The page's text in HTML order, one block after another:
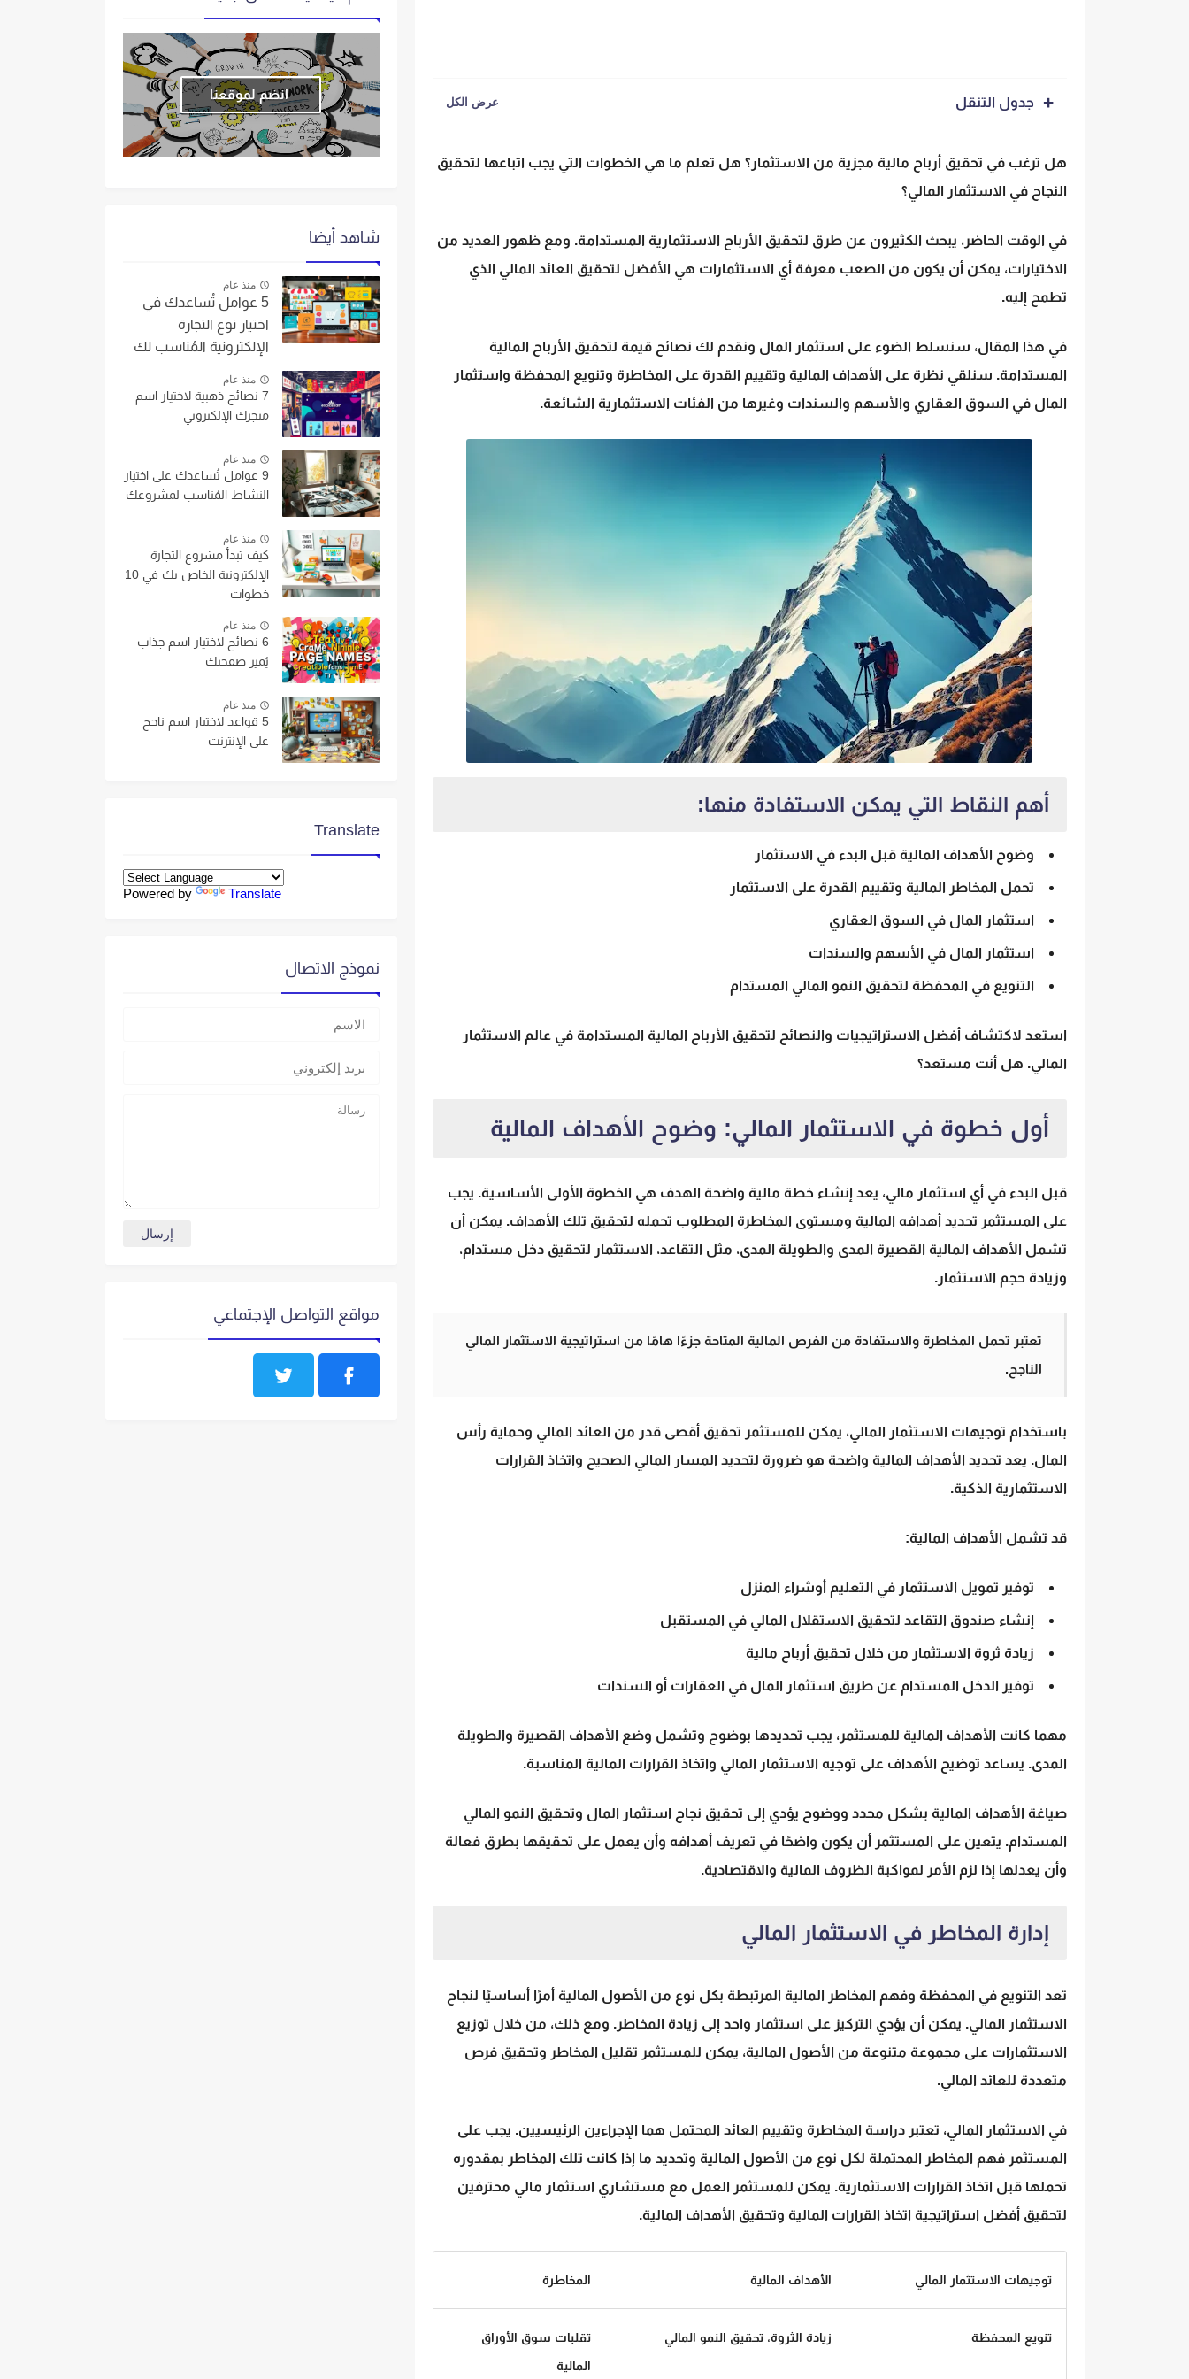
جدول التنقل
هل ترغب في تحقيق أرباح مالية مجزية من الاستثمار؟ هل تعلم ما هي الخطوات التي يجب اتباعها لتحقيق
النجاح في الاستثمار المالي؟
في الوقت الحاضر، يبحث الكثيرون عن طرق لتحقيق الأرباح الاستثمارية المستدامة. ومع ظهور العديد من
الاختيارات، يمكن أن يكون من الصعب معرفة أي الاستثمارات هي الأفضل لتحقيق العائد المالي الذي
تطمح إليه.
في هذا المقال، سنسلط الضوء على استثمار المال ونقدم لك نصائح قيمة لتحقيق الأرباح المالية
المستدامة. سنلقي نظرة على الأهداف المالية وتقييم القدرة على المخاطرة وتنويع المحفظة واستثمار
المال في السوق العقاري والأسهم والسندات وغيرها من الفئات الاستثمارية الشائعة.
أهم النقاط التي يمكن الاستفادة منها:
وضوح الأهداف المالية قبل البدء في الاستثمار
تحمل المخاطر المالية وتقييم القدرة على الاستثمار
استثمار المال في السوق العقاري
استثمار المال في الأسهم والسندات
التنويع في المحفظة لتحقيق النمو المالي المستدام
استعد لاكتشاف أفضل الاستراتيجيات والنصائح لتحقيق الأرباح المالية المستدامة في عالم الاستثمار
المالي. هل أنت مستعد؟
أول خطوة في الاستثمار المالي: وضوح الأهداف المالية
قبل البدء في أي استثمار مالي، يعد إنشاء خطة مالية واضحة الهدف هي الخطوة الأولى الأساسية. يجب
على المستثمر تحديد أهدافه المالية ومستوى المخاطرة المطلوب تحمله لتحقيق تلك الأهداف. يمكن أن
تشمل الأهداف المالية القصيرة المدى والطويلة المدى، مثل التقاعد، الاستثمار لتحقيق دخل مستدام،
وزيادة حجم الاستثمار.
تعتبر تحمل المخاطرة والاستفادة من الفرص المالية المتاحة جزءًا هامًا من استراتيجية الاستثمار المالي
الناجح.
باستخدام توجيهات الاستثمار المالي، يمكن للمستثمر تحقيق أقصى قدر من العائد المالي وحماية رأس
المال. يعد تحديد الأهداف المالية واضحة هو ضرورة لتحديد المسار المالي الصحيح واتخاذ القرارات
الاستثمارية الذكية.
قد تشمل الأهداف المالية:
توفير تمويل الاستثمار في التعليم أوشراء المنزل
إنشاء صندوق التقاعد لتحقيق الاستقلال المالي في المستقبل
زيادة ثروة الاستثمار من خلال تحقيق أرباح مالية
توفير الدخل المستدام عن طريق استثمار المال في العقارات أو السندات
مهما كانت الأهداف المالية للمستثمر، يجب تحديدها بوضوح وتشمل وضع الأهداف القصيرة والطويلة
المدى. يساعد توضيح الأهداف على توجيه الاستثمار المالي واتخاذ القرارات المالية المناسبة.
صياغة الأهداف المالية بشكل محدد ووضوح يؤدي إلى تحقيق نجاح استثمار المال وتحقيق النمو المالي
المستدام. يتعين على المستثمر أن يكون واضحًا في تعريف أهدافه وأن يعمل على تحقيقها بطرق فعالة
وأن يعدلها إذا لزم الأمر لمواكبة الظروف المالية والاقتصادية.
إدارة المخاطر في الاستثمار المالي
تعد التنويع في المحفظة وفهم المخاطر المالية المرتبطة بكل نوع من الأصول المالية أمرًا أساسيًا لنجاح
الاستثمار المالي. يمكن أن يؤدي التركيز على استثمار واحد إلى زيادة المخاطر. ومع ذلك، من خلال توزيع
الاستثمارات على مجموعة متنوعة من الأصول المالية، يمكن للمستثمر تقليل المخاطر وتحقيق فرص
متعددة للعائد المالي.
في الاستثمار المالي، تعتبر دراسة المخاطرة وتقييم العائد المحتمل هما الإجراءين الرئيسيين. يجب على
المستثمر فهم المخاطر المحتملة لكل نوع من الأصول المالية وتحديد ما إذا كانت تلك المخاطر بمقدوره
تحملها قبل اتخاذ القرارات الاستثمارية. يمكن للمستثمر العمل مع مستشاري استثمار مالي محترفين
لتحقيق أفضل استراتيجية اتخاذ القرارات المالية وتحقيق الأهداف المالية.
توجيهات الاستثمار المالي الأهداف المالية المخاطرة
تنويع المحفظة زيادة الثروة، تحقيق النمو المالي تقلبات سوق الأوراق
المالية
انضم لموقعنا
شاهد أيضا
منذ عام
5 عوامل تُساعدك في
اختيار نوع التجارة
الإلكترونية المُناسب لك
منذ عام
7 نصائح ذهبية لاختيار اسم
متجرك الإلكتروني
منذ عام
9 عوامل تُساعدك على اختيار
النشاط المُناسب لمشروعك
منذ عام
كيف تبدأ مشروع التجارة
الإلكترونية الخاص بك في 10
خطوات
منذ عام
6 نصائح لاختيار اسم جذاب
يُميز صفحتك
منذ عام
5 قواعد لاختيار اسم ناجح
على الإنترنت
Translate
Powered by Translate
نموذج الاتصال
مواقع التواصل الإجتماعي